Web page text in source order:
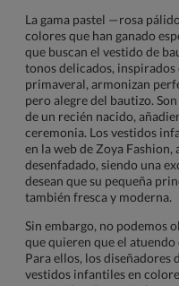
La gama pastel —rosa
colores que han ganado
que buscan el vestido de
tonos delicados,
primaveral, armonizan
pero alegre del bautizo.
de un recién nacido,
ceremonia. Los vestidos
en la web de Zoya
desenfadado, siendo una
desean que su pequeña
también fresca y moderna.
Sin embargo, no podemos
que quieren que el
Para ellos, los diseñadores
vestidos infantiles en